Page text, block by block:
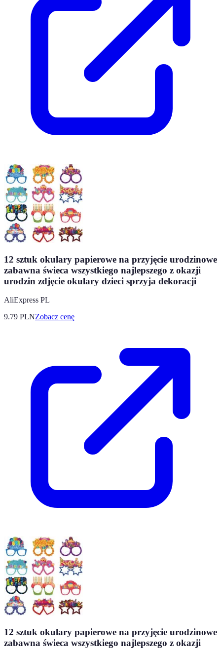
12 sztuk okulary papierowe na przyjęcie urodzinowe
zabawna świeca wszystkiego najlepszego z okazji
urodzin zdjęcie okulary dzieci sprzyja dekoracji
AliExpress PL
9.79 PLNZobacz cenę
12 sztuk okulary papierowe na przyjęcie urodzinowe
zabawna świeca wszystkiego najlepszego z okazji